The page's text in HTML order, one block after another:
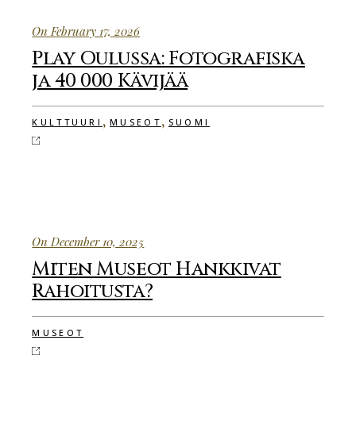
On February 17, 2026
Play Oulussa: Fotografiska
ja 40 000 Kävijää
KULTTUURI ,MUSEOT , SUOMI
On December 10, 2025
Miten Museot Hankkivat
Rahoitusta?
MUSEOT